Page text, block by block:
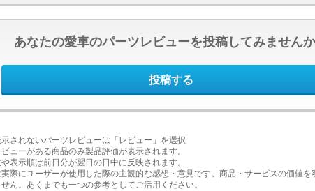
あなたの愛車のパーツレビューを投稿してみません
投稿する
されないパーツレビューは「レビュー」を選択
ューがある商品のみ製品評価が表示されます。
表示順は前日分が翌日の日中に反映されます。
際にユーザーが使用した際の主観的な感想・意見です。商品・サービスの価値を
ん。あくまでも一つの参考としてご活用ください。